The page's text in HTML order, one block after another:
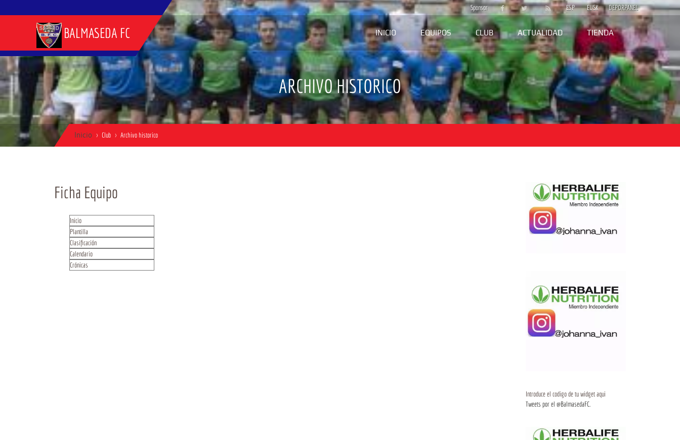
Sponsor ESP EUSK DEPORPANEL
BALMASEDA FC INICIO EQUIPOS CLUB ACTUALIDAD TIENDA
ARCHIVO HISTORICO
Inicio Club Archivo historico
Ficha Equipo
Inicio
Plantilla
Clasificación
Calendario
Crónicas
Introduce el codigo de tu widget aqui
Tweets por el @BalmasedaFC.